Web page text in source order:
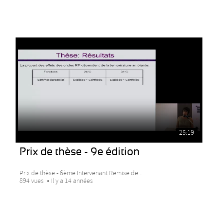
25:19
Prix de thèse - 9e édition
Prix de thèse - 6ème Intervenant Remise de...
894 vues
Il y a 14 années